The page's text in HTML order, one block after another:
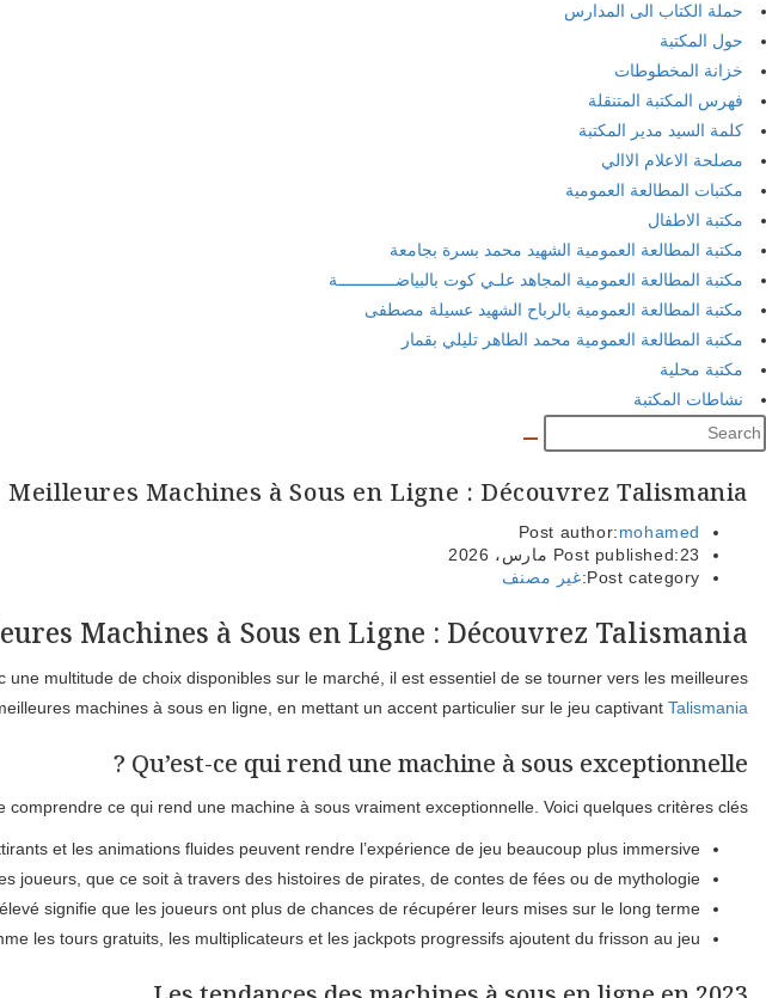
حملة الكتاب الى المدارس
حول المكتبة
خزانة المخطوطات
فهرس المكتبة المتنقلة
كلمة السيد مدير المكتبة
مصلحة الاعلام الاالي
مكتبات المطالعة العمومية
مكتبة الاطفال
مكتبة المطالعة العمومية الشهيد محمد بسرة بجامعة
مكتبة المطالعة العمومية المجاهد علـي كوت بالبياضــــــــــــة
مكتبة المطالعة العمومية بالرباح الشهيد عسيلة مصطفى
مكتبة المطالعة العمومية محمد الطاهر تليلي بقمار
مكتبة محلية
نشاطات المكتبة
Meilleures Machines à Sous en Ligne : Découvrez Talismania
Post author:mohamed
Post published:23 مارس، 2026
Post category: غير مصنف
Machines à Sous en Ligne : Découvrez Talismania
multitude de choix disponibles sur le marché, il est essentiel de se tourner vers les meilleures
machines à sous en ligne, en mettant un accent particulier sur le jeu captivant Talismania
Qu’est-ce qui rend une machine à sous exceptionnelle ?
ce qui rend une machine à sous vraiment exceptionnelle. Voici quelques critères clés :
et les animations fluides peuvent rendre l’expérience de jeu beaucoup plus immersive.
joueurs, que ce soit à travers des histoires de pirates, de contes de fées ou de mythologie.
signifie que les joueurs ont plus de chances de récupérer leurs mises sur le long terme.
les tours gratuits, les multiplicateurs et les jackpots progressifs ajoutent du frisson au jeu.